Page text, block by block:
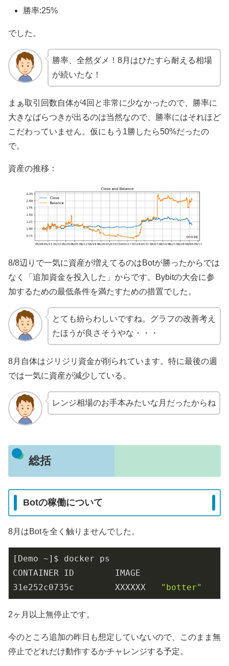
勝率:25%
でした。
勝率、全然ダメ！8月はひたすら耐える相場
が続いたな！
まぁ取引回数自体が4回と非常に少なかったので、勝率に
大きなばらつきが出るのは当然なので、勝率にはそれほど
こだわっていません。仮にもう1勝したら50%だったの
で。
資産の推移：
8/8辺りで一気に資産が増えてるのはBotが勝ったからでは
なく「追加資金を投入した」からです。Bybitの大会に参
加するための最低条件を満たすための措置でした。
とても紛らわしいですね。グラフの改善考え
たほうが良さそうやな・・・
8月自体はジリジリ資金が削られています。特に最後の週
では一気に資産が減少している。
レンジ相場のお手本みたいな月だったからね
総括
Botの稼働について
8月はBotを全く触りませんでした。
[Demo ~]$ docker ps
31e252c0735c        XXXXXX "botter"
2ヶ月以上無停止です。
今のところ追加の昨日も想定していないので、このまま無
停止でどれだけ動作するかチャレンジする予定。